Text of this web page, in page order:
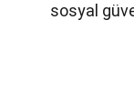
sosyal